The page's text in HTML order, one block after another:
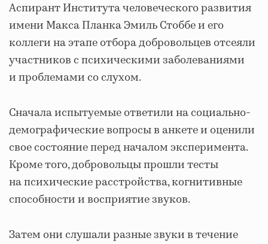
Аспирант Института человеческого развития
имени Макса Планка Эмиль Стоббе и его
коллеги на этапе отбора добровольцев отсеяли
участников с психическими заболеваниями
и проблемами со слухом.
Сначала испытуемые ответили на социально-
демографические вопросы в анкете и оценили
свое состояние перед началом эксперимента.
Кроме того, добровольцы прошли тесты
на психические расстройства, когнитивные
способности и восприятие звуков.
Затем они слушали разные звуки в течение